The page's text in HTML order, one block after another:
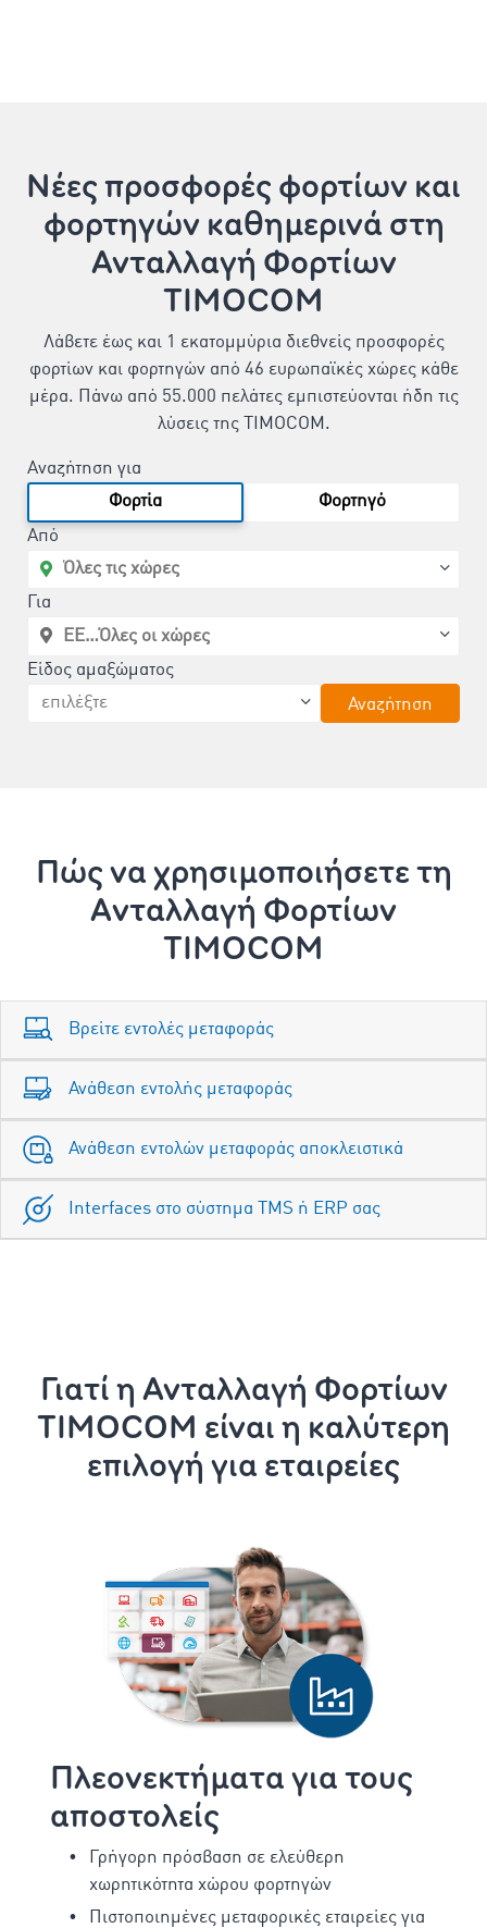
Νέες προσφορές φορτίων και
φορτηγών καθημερινά στη
Ανταλλαγή Φορτίων
TIMOCOM
Λάβετε έως και 1 εκατομμύρια διεθνείς προσφορές
φορτίων και φορτηγών από 46 ευρωπαϊκές χώρες κάθε
μέρα. Πάνω από 55.000 πελάτες εμπιστεύονται ήδη τις
λύσεις της TIMOCOM.
Aναζήτηση για
Φορτία
Φορτηγό
Από
Για
Είδος αμαξώματος
Αναζήτηση
Πώς να χρησιμοποιήσετε τη
Aνταλλαγή Φορτίων
TIMOCOM
Βρείτε εντολές μεταφοράς
Ανάθεση εντολής μεταφοράς
Ανάθεση εντολών μεταφοράς αποκλειστικά
Interfaces στο σύστημα TMS ή ERP σας
Γιατί η Ανταλλαγή Φορτίων
TIMOCOM είναι η καλύτερη
επιλογή για εταιρείες
Πλεονεκτήματα για τους
αποστολείς
Γρήγορη πρόσβαση σε ελεύθερη
χωρητικότητα χώρου φορτηγών
Πιστοποιημένες μεταφορικές εταιρείες για